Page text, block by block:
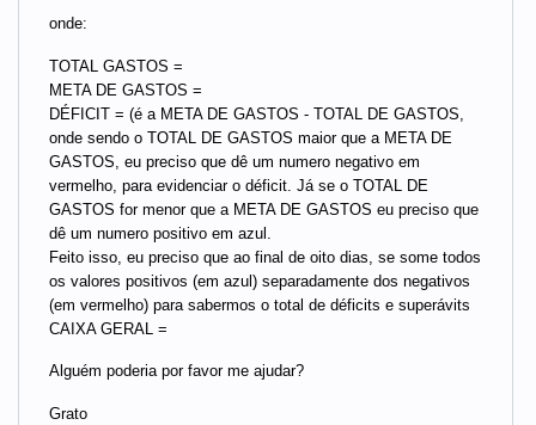
onde:
TOTAL GASTOS =
META DE GASTOS =
DÉFICIT = (é a META DE GASTOS - TOTAL DE GASTOS,
onde sendo o TOTAL DE GASTOS maior que a META DE
GASTOS, eu preciso que dê um numero negativo em
vermelho, para evidenciar o déficit. Já se o TOTAL DE
GASTOS for menor que a META DE GASTOS eu preciso que
dê um numero positivo em azul.
Feito isso, eu preciso que ao final de oito dias, se some todos
os valores positivos (em azul) separadamente dos negativos
(em vermelho) para sabermos o total de déficits e superávits
CAIXA GERAL =
Alguém poderia por favor me ajudar?
Grato